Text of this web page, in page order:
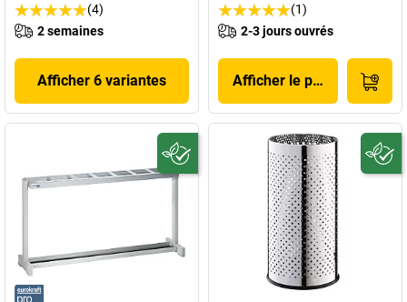
(4)
2 semaines
Afficher 6 variantes
(1)
2-3 jours ouvrés
Afficher le produit